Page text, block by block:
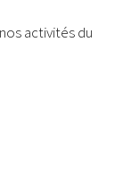
activités du